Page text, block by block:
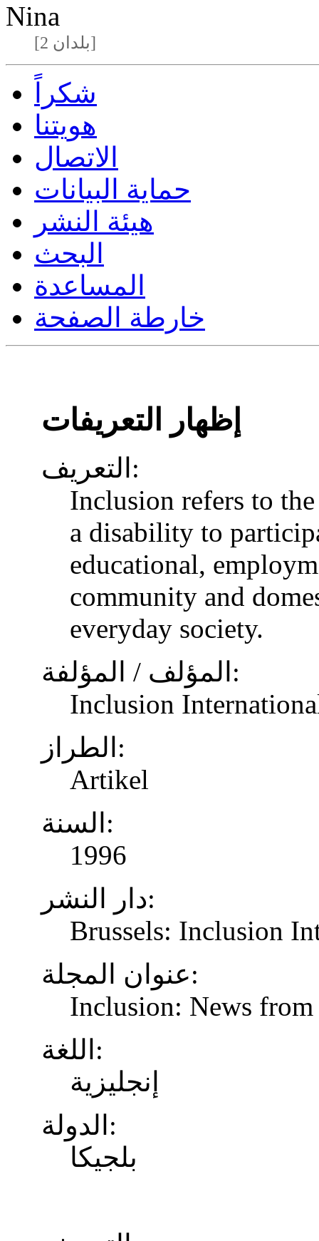
Nina
[2 بلدان]
شكراً
هويتنا
الاتصال
حماية البيانات
هيئة النشر
البحث
المساعدة
خارطة الصفحة
إظهار التعريفات
التعريف:
Inclusion refers to
a disability to
educational,
community and
everyday society.
المؤلف / المؤلفة:
Inclusion
الطراز:
Artikel
السنة:
1996
دار النشر:
Brussels: Inclusion
عنوان المجلة:
Inclusion: News
اللغة:
إنجليزية
الدولة:
بلجيكا